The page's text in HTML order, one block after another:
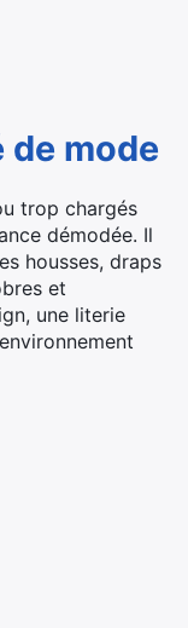
de mode
trop chargés
démodée. Il
housses, draps
et
une literie